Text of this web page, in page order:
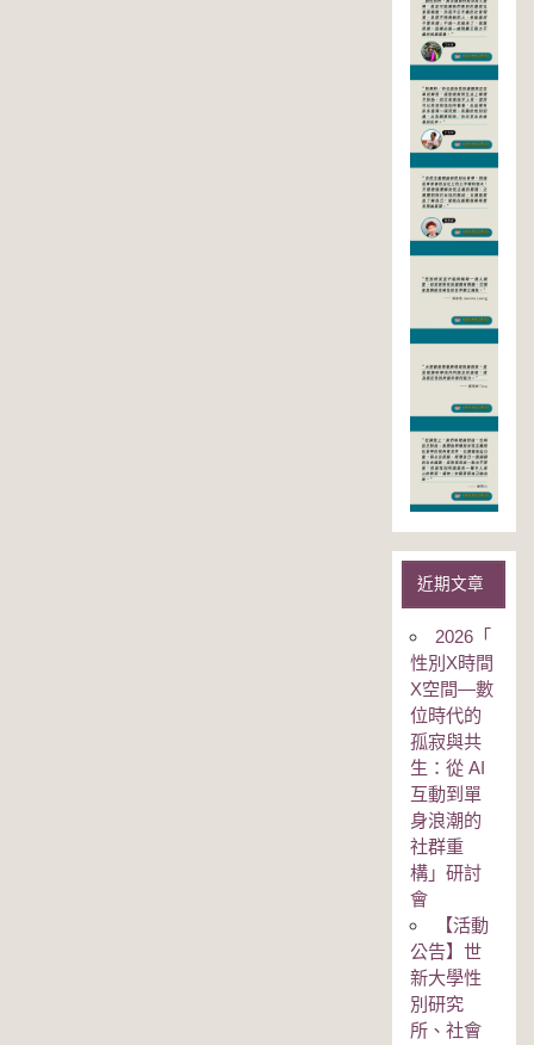
近期文章
2026「
性別Χ時間
Χ空間—數
位時代的
孤寂與共
生：從 AI
互動到單
身浪潮的
社群重
構」研討
會
【活動
公告】世
新大學性
別研究
所、社會